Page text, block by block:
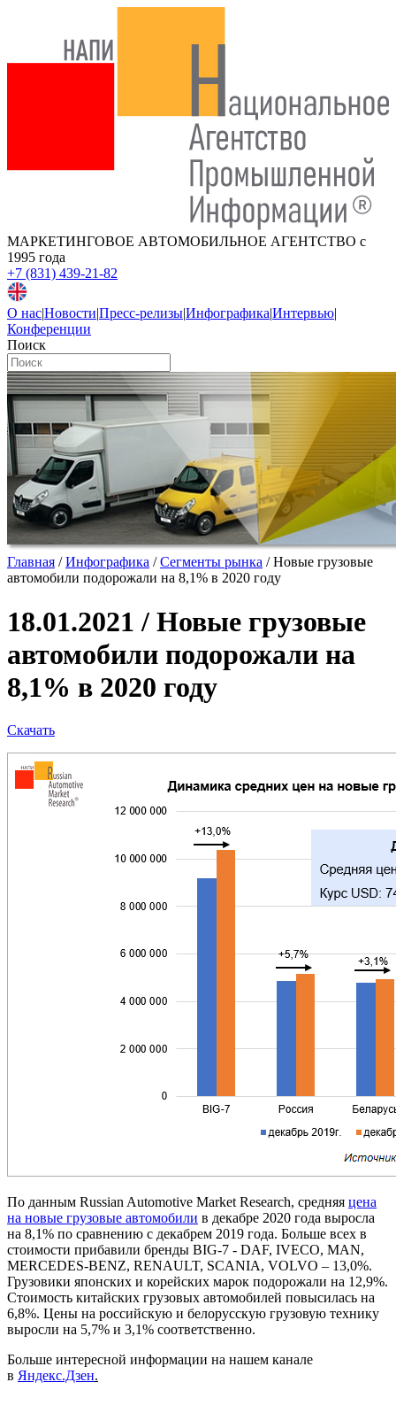
МАРКЕТИНГОВОЕ АВТОМОБИЛЬНОЕ АГЕНТСТВО с
1995 года
+7 (831) 439-21-82
О нас|Новости|Пресс-релизы|Инфографика|Интервью|
Конференции
Поиск
Главная /Инфографика /Сегменты рынка /Новые грузовые
автомобили подорожали на 8,1% в 2020 году
18.01.2021 / Новые грузовые
автомобили подорожали на
8,1% в 2020 году
Скачать
По данным Russian Automotive Market Research, средняя цена
на новые грузовые автомобили в декабре 2020 года выросла
на 8,1% по сравнению с декабрем 2019 года. Больше всех в
стоимости прибавили бренды BIG-7 - DAF, IVECO, MAN,
MERCEDES-BENZ, RENAULT, SCANIA, VOLVO – 13,0%.
Грузовики японских и корейских марок подорожали на 12,9%.
Стоимость китайских грузовых автомобилей повысилась на
6,8%. Цены на российскую и белорусскую грузовую технику
выросли на 5,7% и 3,1% соответственно.
Больше интересной информации на нашем канале
в Яндекс.Дзен.